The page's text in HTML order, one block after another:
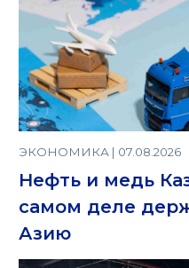
ЭКОНОМИКА | 07.08.2026
Нефть и медь
самом деле
Азию